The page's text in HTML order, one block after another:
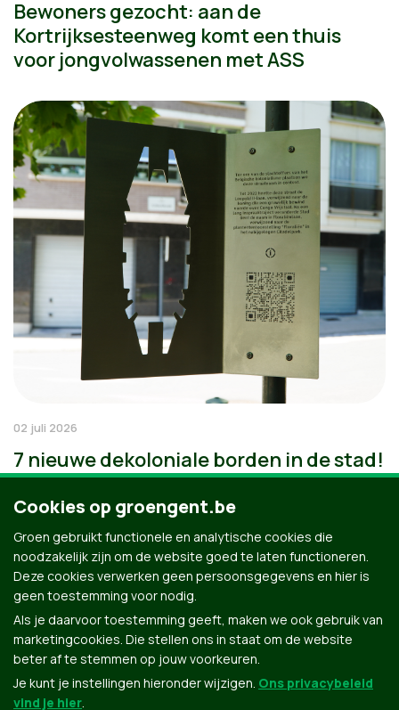
Bewoners gezocht: aan de
Kortrijksesteenweg komt een thuis
voor jongvolwassenen met ASS
02 juli 2026
7 nieuwe dekoloniale borden in de stad!
Cookies op groengent.be
Groen gebruikt functionele en analytische cookies die
noodzakelijk zijn om de website goed te laten functioneren.
Deze cookies verwerken geen persoonsgegevens en hier is
geen toestemming voor nodig.
Als je daarvoor toestemming geeft, maken we ook gebruik van
marketingcookies. Die stellen ons in staat om de website
beter af te stemmen op jouw voorkeuren.
Je kunt je instellingen hieronder wijzigen. Ons privacybeleid
vind je hier.